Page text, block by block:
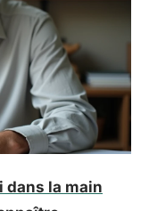
dans la main